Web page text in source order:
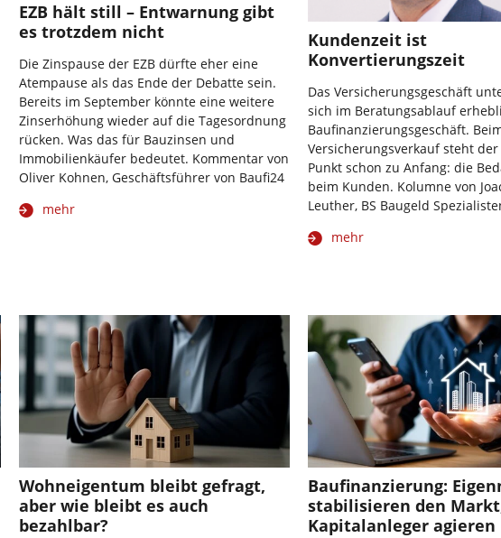
EZB hält still – Entwarnung gibt
es trotzdem nicht
Die Zinspause der EZB dürfte eher eine
Atempause als das Ende der Debatte sein.
Bereits im September könnte eine weitere
Zinserhöhung wieder auf die Tagesordnung
rücken. Was das für Bauzinsen und
Immobilienkäufer bedeutet. Kommentar von
Oliver Kohnen, Geschäftsführer von Baufi24
mehr
Kundenzeit ist
Konvertierungszeit
Das Versicherungsgeschäft
sich im Beratungsablauf
Baufinanzierungsgeschäft.
Versicherungsverkauf steht
Punkt schon zu Anfang: die
beim Kunden. Kolumne von
Leuther, BS Baugeld
mehr
Wohneigentum bleibt gefragt,
aber wie bleibt es auch
bezahlbar?
Baufinanzierung:
stabilisieren den
Kapitalanleger agieren